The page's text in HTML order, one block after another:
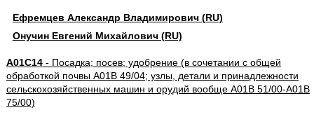
Ефремцев Александр Владимирович (RU)
Онучин Евгений Михайлович (RU)
A01C14- Посадка; посев; удобрение (в сочетании с общей
обработкой почвы A01B 49/04; узлы, детали и принадлежности
сельскохозяйственных машин и орудий вообще A01B 51/00-A01B
75/00)